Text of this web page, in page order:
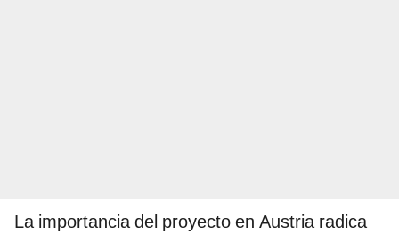
La importancia del proyecto en Austria radica